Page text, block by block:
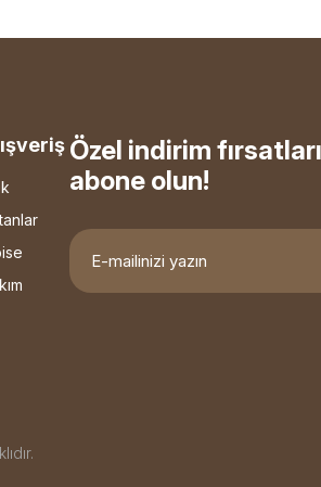
Özel indirim
abone olun!